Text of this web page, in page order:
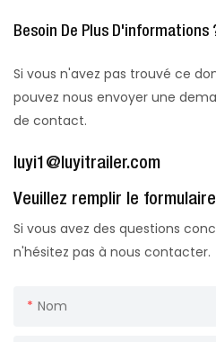
Besoin De Plus D'informations
Si vous n'avez pas trouvé ce
pouvez nous envoyer une
de contact.
luyi1@luyitrailer.com
Veuillez remplir le
Si vous avez des questions
n'hésitez pas à nous contacter.
Nom